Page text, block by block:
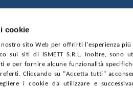
cookie
sito Web per offrirti l'esperienza
sui siti di ISMETT S.R.L. Inoltre, sono
e per fornire alcune funzionalità
Cliccando su "Accetta tutti"
i cookie da utilizzare e
di Palermo
PRIVACYCOOKIE